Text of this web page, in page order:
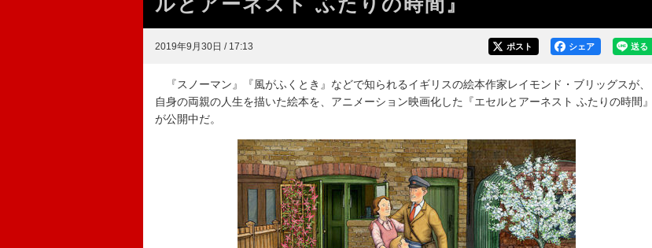
2019年9月30日 / 17:13 送る
シェア
ポスト
『スノーマン』『風がふくとき』などで知られるイギリスの絵本作家レイモンド・ブリッグスが、
自身の両親の人生を描いた絵本を、アニメーション映画化した『エセルとアーネスト ふたりの時間』
が公開中だ。